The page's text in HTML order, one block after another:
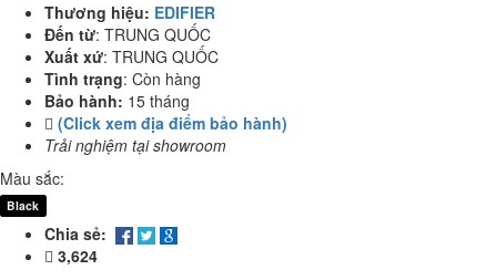
Thương hiệu: EDIFIER
Đến từ: TRUNG QUỐC
Xuất xứ: TRUNG QUỐC
Tình trạng: Còn hàng
Bảo hành: 15 tháng
(Click xem địa điểm bảo hành)
Trải nghiệm tại showroom
Màu sắc:
Black
Chia sẻ:
3,624